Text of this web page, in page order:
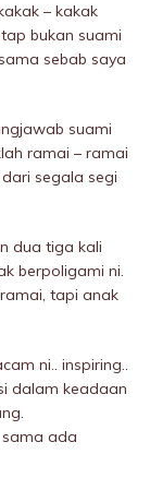
– kakak
bukan suami
sebab saya
suami
ramai – ramai
segala segi
dua tiga kali
berpoIigami ni.
tapi anak
ni.. inspiring..
dalam keadaan
ada